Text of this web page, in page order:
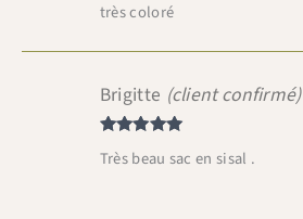
5
très coloré
5
Brigitte (client confirmé)
Très beau sac en sisal .